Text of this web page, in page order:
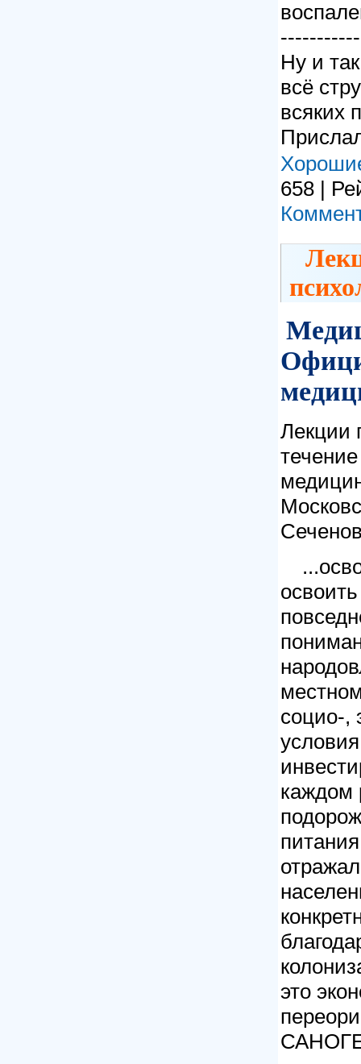
Ну и
всё
всяких
658 |
Лекции
социо-,
каждом
это